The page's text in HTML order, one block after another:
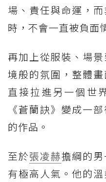
場、責任與命運，
時，不會一直被負面
再加上從服裝、場
境般的氛圍，整體
直接拉進另一個世
《蒼蘭訣》變成一
的作品。
至於張凌赫擔綱的男
有極高人氣。他的